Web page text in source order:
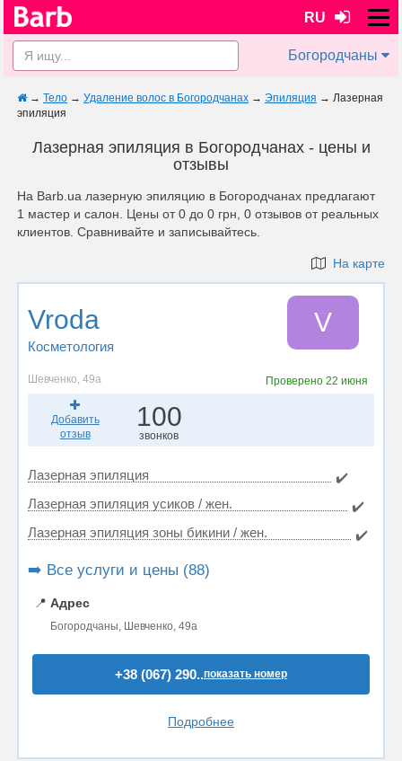
RU
Богородчаны
→ Тело → Удаление волос в Богородчанах → Эпиляция → Лазерная
эпиляция
Лазерная эпиляция в Богородчанах - цены и
отзывы
На Barb.ua лазерную эпиляцию в Богородчанах предлагают
1 мастер и салон. Цены от 0 до 0 грн, 0 отзывов от реальных
клиентов. Сравнивайте и записывайтесь.
На карте
Vroda
Косметология
V
Шевченко, 49a Проверено 22 июня
Добавить
отзыв
100
звонков
Лазерная эпиляция
✔️
Лазерная эпиляция усиков / жен.
✔️
Лазерная эпиляция зоны бикини / жен.
✔️
➡️ Все услуги и цены (88)
📍 Адрес
Богородчаны, Шевченко, 49a
+38 (067) 290..показать номер
Подробнее